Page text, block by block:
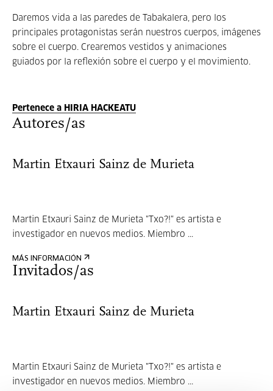
Daremos vida a las paredes de Tabakalera, pero los
principales protagonistas serán nuestros cuerpos, imágenes
sobre el cuerpo. Crearemos vestidos y animaciones
guiados por la reflexión sobre el cuerpo y el movimiento.
Pertenece a HIRIA HACKEATU
Autores/as
Martin Etxauri Sainz de Murieta
Martin Etxauri Sainz de Murieta "Txo?!" es artista e
investigador en nuevos medios. Miembro ...
MÁS INFORMACIÓN
Invitados/as
Martin Etxauri Sainz de Murieta
Martin Etxauri Sainz de Murieta "Txo?!" es artista e
investigador en nuevos medios. Miembro ...